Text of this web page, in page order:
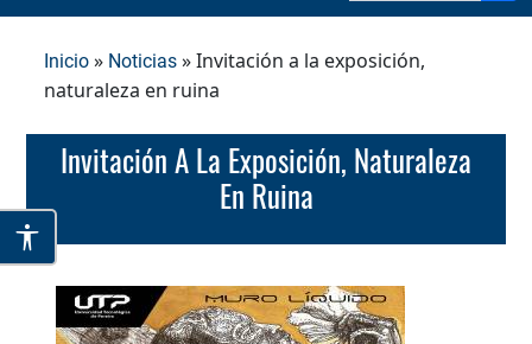
Inicio » Noticias » Invitación a la exposición,
naturaleza en ruina
Invitación A La Exposición, Naturaleza
En Ruina